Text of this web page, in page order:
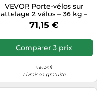
VEVOR Porte-vélos sur
attelage 2 vélos – 36 kg –
compatible avec receveurs
30/51 mm
71,15 €
Comparer 3 prix
vevor.fr
Livraison gratuite